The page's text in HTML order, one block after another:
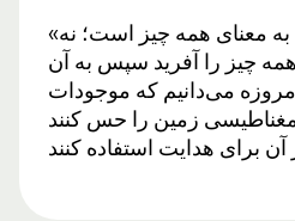
«کل شیء کلّ شَیءٍ» به معنای همه چیز است؛ نه
چیز را آفرید سپس به آن
می‌دانیم که موجودات
مغناطیسی زمین را حس کنند